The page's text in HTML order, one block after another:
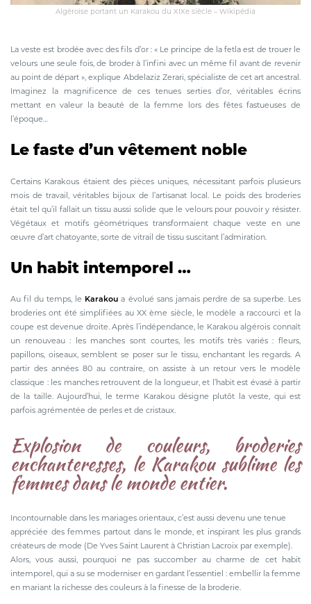
Algéroise portant un Karakou du XIXe siècle – Wikipédia
La veste est brodée avec des fils d’or : « Le principe de la fetla est de trouer le
velours une seule fois, de broder à l’infini avec un même fil avant de revenir
au point de départ », explique Abdelaziz Zerari, spécialiste de cet art ancestral.
Imaginez la magnificence de ces tenues serties d’or, véritables écrins
mettant en valeur la beauté de la femme lors des fêtes fastueuses de
l’époque…
Le faste d’un vêtement noble
Certains Karakous étaient des pièces uniques, nécessitant parfois plusieurs
mois de travail, véritables bijoux de l’artisanat local. Le poids des broderies
était tel qu’il fallait un tissu aussi solide que le velours pour pouvoir y résister.
Végétaux et motifs géométriques transformaient chaque veste en une
œuvre d’art chatoyante, sorte de vitrail de tissu suscitant l’admiration.
Un habit intemporel …
Au fil du temps, le Karakou a évolué sans jamais perdre de sa superbe. Les
broderies ont été simplifiées au XX ème siècle, le modèle a raccourci et la
coupe est devenue droite. Après l’indépendance, le Karakou algérois connaît
un renouveau : les manches sont courtes, les motifs très variés : fleurs,
papillons, oiseaux, semblent se poser sur le tissu, enchantant les regards. A
partir des années 80 au contraire, on assiste à un retour vers le modèle
classique : les manches retrouvent de la longueur, et l’habit est évasé à partir
de la taille. Aujourd’hui, le terme Karakou désigne plutôt la veste, qui est
parfois agrémentée de perles et de cristaux.
Explosion de couleurs, broderies
enchanteresses, le Karakou sublime les
femmes dans le monde entier.
Incontournable dans les mariages orientaux, c’est aussi devenu une tenue
appréciée des femmes partout dans le monde, et inspirant les plus grands
créateurs de mode (De Yves Saint Laurent à Christian Lacroix par exemple).
Alors, vous aussi, pourquoi ne pas succomber au charme de cet habit
intemporel, qui a su se moderniser en gardant l’essentiel : embellir la femme
en mariant la richesse des couleurs à la finesse de la broderie.